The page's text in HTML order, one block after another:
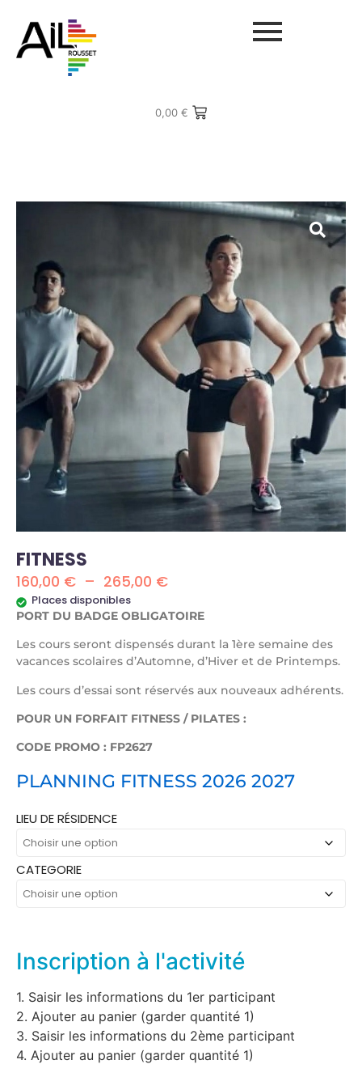
0,00 €
FITNESS
160,00 € – 265,00 €
Places disponibles
PORT DU BADGE OBLIGATOIRE
Les cours seront dispensés durant la 1ère semaine des
vacances scolaires d’Automne, d’Hiver et de Printemps.
Les cours d’essai sont réservés aux nouveaux adhérents.
POUR UN FORFAIT FITNESS / PILATES :
CODE PROMO : FP2627
PLANNING FITNESS 2026 2027
LIEU DE RÉSIDENCE
CATEGORIE
Inscription à l'activité
1. Saisir les informations du 1er participant
2. Ajouter au panier (garder quantité 1)
3. Saisir les informations du 2ème participant
4. Ajouter au panier (garder quantité 1)
Alternative: